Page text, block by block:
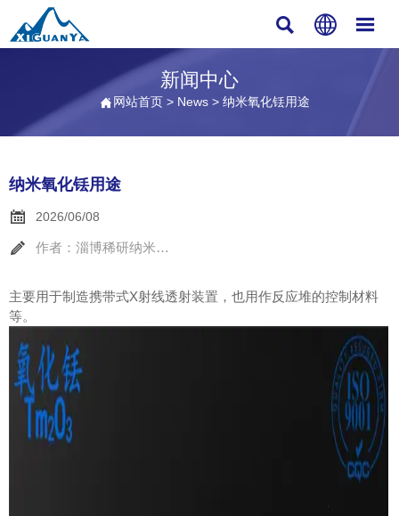
  
新闻中心
 网站首页> News> 纳米氧化铥用途
纳米氧化铥用途
 2026/06/08
 作者：淄博稀研纳米材料
主要用于制造携带式X射线透射装置，也用作反应堆的控制材料
等。